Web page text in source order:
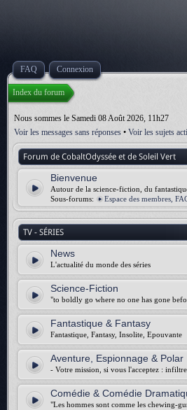
FAQ Connexion
Index du forum
Nous sommes le Samedi 08 Août 2026, 11h27
Voir les messages sans réponses • Voir les sujets
Forum de CobaltOdyssée et de Soleil Vert
Bienvenue
Autour de la science-fiction, du
Sous-forums:
Espace des membres,
TV - SÉRIES
News
L'actualité du monde des séries
Science-Fiction
"to boldly go where no one has gone
Fantastique & Fantasy
Fantastique, Fantasy, Insolite, Epouvante
Aventure, Espionnage & Polar
- Votre mission, si vous l'acceptez :
Comédie & Comédie
"Les hommes sont comme les chewing-